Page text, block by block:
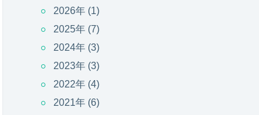
2026年 (1)
2025年 (7)
2024年 (3)
2023年 (3)
2022年 (4)
2021年 (6)